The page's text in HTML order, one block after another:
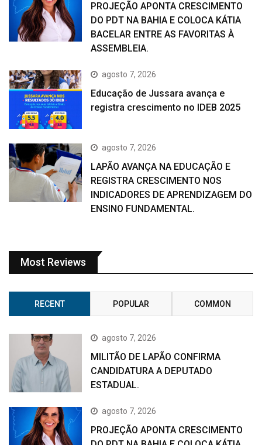
PROJEÇÃO APONTA CRESCIMENTO
DO PDT NA BAHIA E COLOCA KÁTIA
BACELAR ENTRE AS FAVORITAS À
ASSEMBLEIA.
agosto 7, 2026
Educação de Jussara avança e
registra crescimento no IDEB 2025
agosto 7, 2026
LAPÃO AVANÇA NA EDUCAÇÃO E
REGISTRA CRESCIMENTO NOS
INDICADORES DE APRENDIZAGEM DO
ENSINO FUNDAMENTAL.
Most Reviews
RECENT POPULAR COMMON
agosto 7, 2026
MILITÃO DE LAPÃO CONFIRMA
CANDIDATURA A DEPUTADO
ESTADUAL.
agosto 7, 2026
PROJEÇÃO APONTA CRESCIMENTO